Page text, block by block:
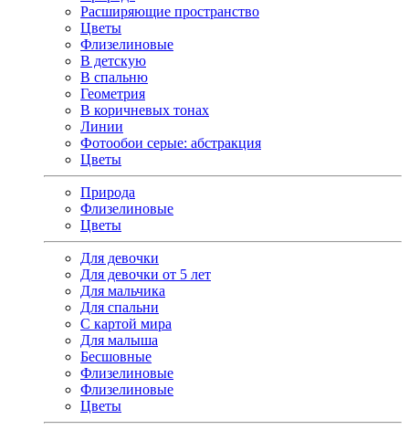
Расширяющие пространство
Цветы
Флизелиновые
В детскую
В спальню
Геометрия
В коричневых тонах
Линии
Фотообои серые: абстракция
Цветы
Природа
Флизелиновые
Цветы
Для девочки
Для девочки от 5 лет
Для мальчика
Для спальни
С картой мира
Для малыша
Бесшовные
Флизелиновые
Флизелиновые
Цветы